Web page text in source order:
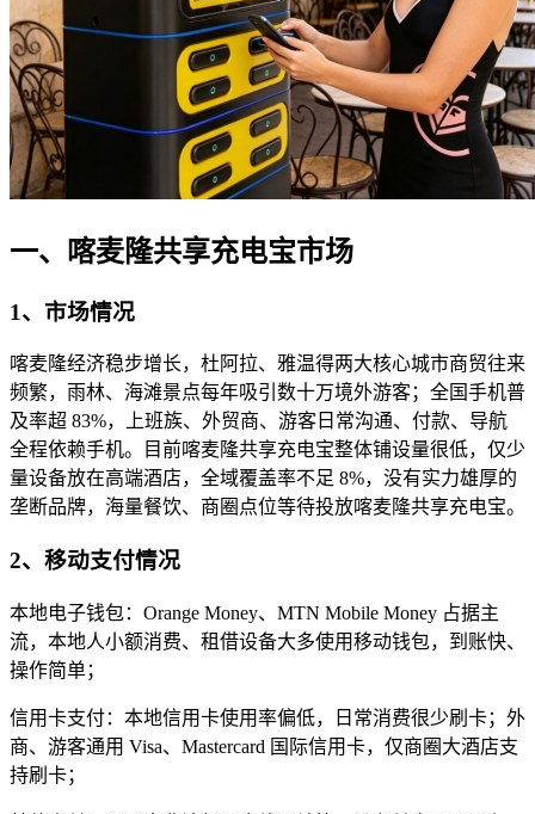
一、喀麦隆共享充电宝市场
1、市场情况
喀麦隆经济稳步增长，杜阿拉、雅温得两大核心城市商贸往来
频繁，雨林、海滩景点每年吸引数十万境外游客；全国手机普
及率超 83%，上班族、外贸商、游客日常沟通、付款、导航
全程依赖手机。目前喀麦隆共享充电宝整体铺设量很低，仅少
量设备放在高端酒店，全域覆盖率不足 8%，没有实力雄厚的
垄断品牌，海量餐饮、商圈点位等待投放喀麦隆共享充电宝。
2、移动支付情况
本地电子钱包：Orange Money、MTN Mobile Money 占据主
流，本地人小额消费、租借设备大多使用移动钱包，到账快、
操作简单；
信用卡支付：本地信用卡使用率偏低，日常消费很少刷卡；外
商、游客通用 Visa、Mastercard 国际信用卡，仅商圈大酒店支
持刷卡；